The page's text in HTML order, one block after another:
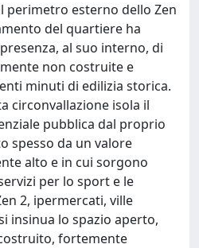
perimetro esterno dello Zen
del quartiere ha
al suo interno, di
non costruite e
minuti di edilizia storica.
circonvallazione isola il
pubblica dal proprio
spesso da un valore
alto e in cui sorgono
per lo sport e le
2, ipermercati, ville
insinua lo spazio aperto,
fortemente